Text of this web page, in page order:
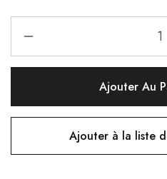
Ajouter Au
Ajouter à la liste